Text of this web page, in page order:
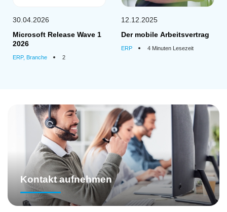
30.04.2026
Microsoft Release Wave 1
2026
ERP, Branche 2
12.12.2025
Der mobile Arbeitsvertrag
ERP 4 Minuten Lesezeit
Kontakt aufnehmen